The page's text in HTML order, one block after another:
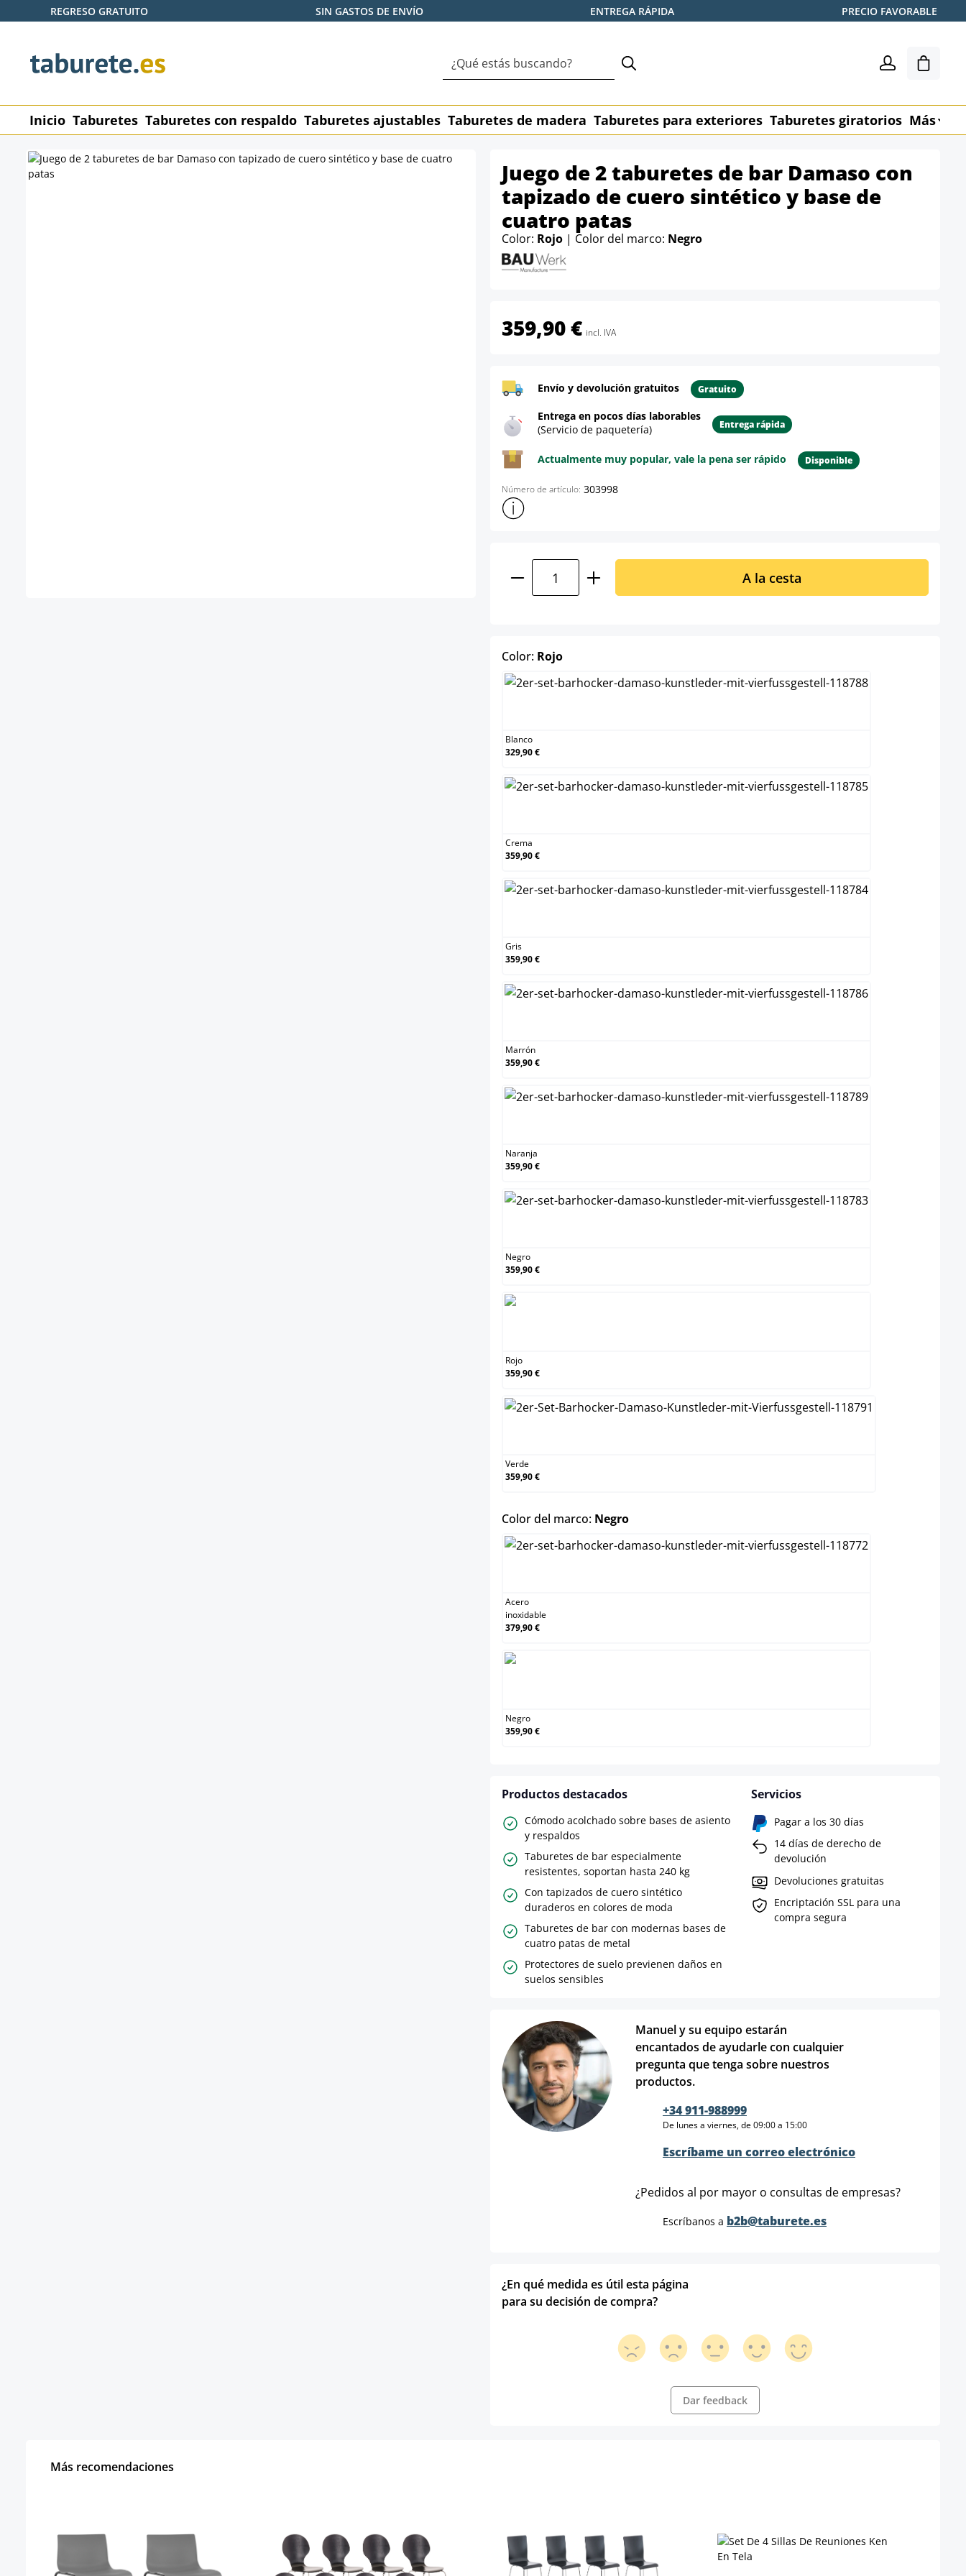
al contenido principal
Saltar a la búsqueda
Saltar a la navegación principal
REGRESO GRATUITO SIN GASTOS DE ENVÍO ENTREGA RÁPIDA PRECIO FAVORABLE
El
Inicio Taburetes Taburetes con respaldo Taburetes ajustables Taburetes de madera Taburetes para exteriores Taburetes giratorios Más
Juego de 2 taburetes de bar Damaso con
tapizado de cuero sintético y base de
cuatro patas
Color: Rojo | Color del marco: Negro
359,90 € incl. IVA
Envío y devolución gratuitos Gratuito
Entrega en pocos días laborables
(Servicio de paquetería)
Entrega rápida
Actualmente muy popular, vale la pena ser rápido Disponible
Número de artículo: 303998
Mostrar más información sobre el producto
Cantidad del producto: introduce la cantidad deseada o
A la cesta
Color: Rojoselect
Blanco
329,90 €
Crema
359,90 €
Gris
359,90 €
Marrón
359,90 €
Naranja
359,90 €
Negro
359,90 €
Rojo
359,90 €
Verde
359,90 €
Color del marco: Negroselect
Acero
inoxidable
379,90 €
Negro
359,90 €
Productos destacados
Cómodo acolchado sobre bases de asiento
y respaldos
Taburetes de bar especialmente
resistentes, soportan hasta 240 kg
Con tapizados de cuero sintético
duraderos en colores de moda
Taburetes de bar con modernas bases de
cuatro patas de metal
Protectores de suelo previenen daños en
suelos sensibles
Servicios
Pagar a los 30 días
14 días de derecho de
devolución
Devoluciones gratuitas
Encriptación SSL para una
compra segura
Manuel y su equipo estarán
encantados de ayudarle con cualquier
pregunta que tenga sobre nuestros
productos.
+34 911-988999
De lunes a viernes, de 09:00 a 15:00
Escríbame un correo electrónico
¿Pedidos al por mayor o consultas de empresas?
Escríbanos a b2b@taburete.es
¿En qué medida es útil esta página
para su decisión de compra?
Dar feedback
Más recomendaciones